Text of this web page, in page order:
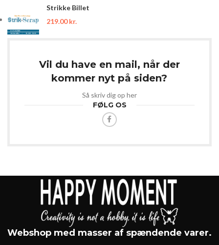
Strikke Billet
219.00kr.
Vil du have en mail, når der
kommer nyt på siden?
Så skriv dig op her
FØLG OS
Webshop med masser af spændende varer.